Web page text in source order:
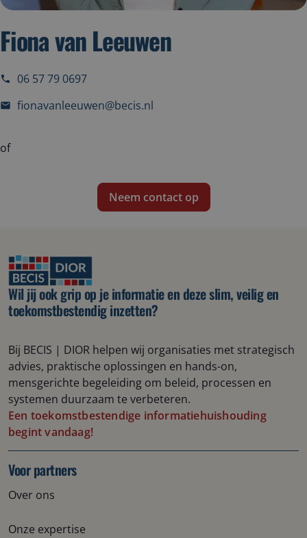
Fiona van Leeuwen
06 57 79 0697
fionavanleeuwen@becis.nl
of
Neem contact op
Wil jij ook grip op je informatie en deze slim, veilig en
toekomstbestendig inzetten?
Bij BECIS | DIOR helpen wij organisaties met strategisch
advies, praktische oplossingen en hands-on,
mensgerichte begeleiding om beleid, processen en
systemen duurzaam te verbeteren.
Een toekomstbestendige informatiehuishouding
begint vandaag!
Voor partners
Over ons
Onze expertise